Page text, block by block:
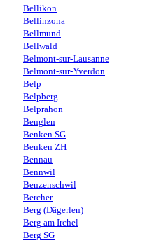
Bellikon
Bellinzona
Bellmund
Bellwald
Belmont-sur-Lausanne
Belmont-sur-Yverdon
Belp
Belpberg
Belprahon
Benglen
Benken SG
Benken ZH
Bennau
Bennwil
Benzenschwil
Bercher
Berg (Dägerlen)
Berg am Irchel
Berg SG